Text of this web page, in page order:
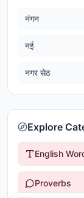
नंगन
नई
नगर सेठ
Explore
English
Proverbs